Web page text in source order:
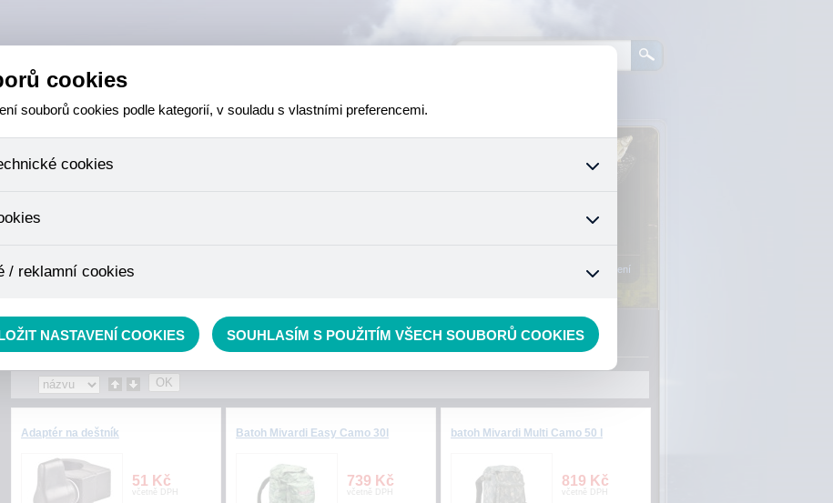
Přihlášení
RYBÁŘSKÝ SORTIMENT
Adaptér na deštník
51 Kč
včetně DPH
Batoh Mivardi Easy Camo 30l
739 Kč
včetně DPH
batoh Mivardi Multi Camo 50 l
819 Kč
včetně DPH
cookies
souborů cookies podle kategorií, v souladu s vlastními preferencemi.
cookies
v nákupním košíku, ovládání filtrů a také nastavení souhlasu s uživáním cookies. Pro tyto cookies
není možné jej ani odebrat.
anonymizované cookies nelze přiřadit konkrétnímu uživateli. Proto nedokážeme zjistit navštívené
/ reklamní cookies
NASTAVENÍ COOKIES SOUHLASÍM S POUŽITÍM VŠECH SOUBORŮ COOKIES